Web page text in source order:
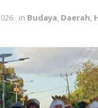
in Budaya, Daerah,